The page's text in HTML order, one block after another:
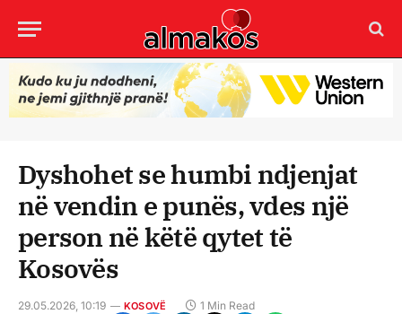
Dyshohet se humbi ndjenjat
në vendin e punës, vdes një
person në këtë qytet të
Kosovës
29.05.2026, 10:19 KOSOVË 1 Min Read